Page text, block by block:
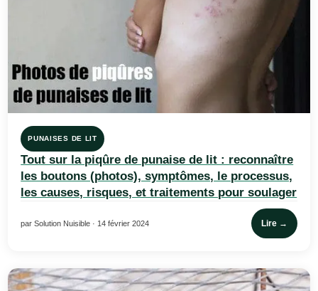
PUNAISES DE LIT
Tout sur la piqûre de punaise de lit : reconnaître
les boutons (photos), symptômes, le processus,
les causes, risques, et traitements pour soulager
par Solution Nuisible · 14 février 2024 Lire →